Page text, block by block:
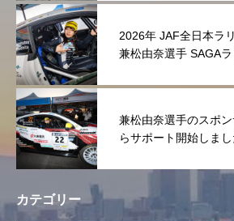
2026年 JAF全日本ラ
兼松由奈選手 SAGA
兼松由奈選手のスポ
らサポート開始しまし
カテゴリー